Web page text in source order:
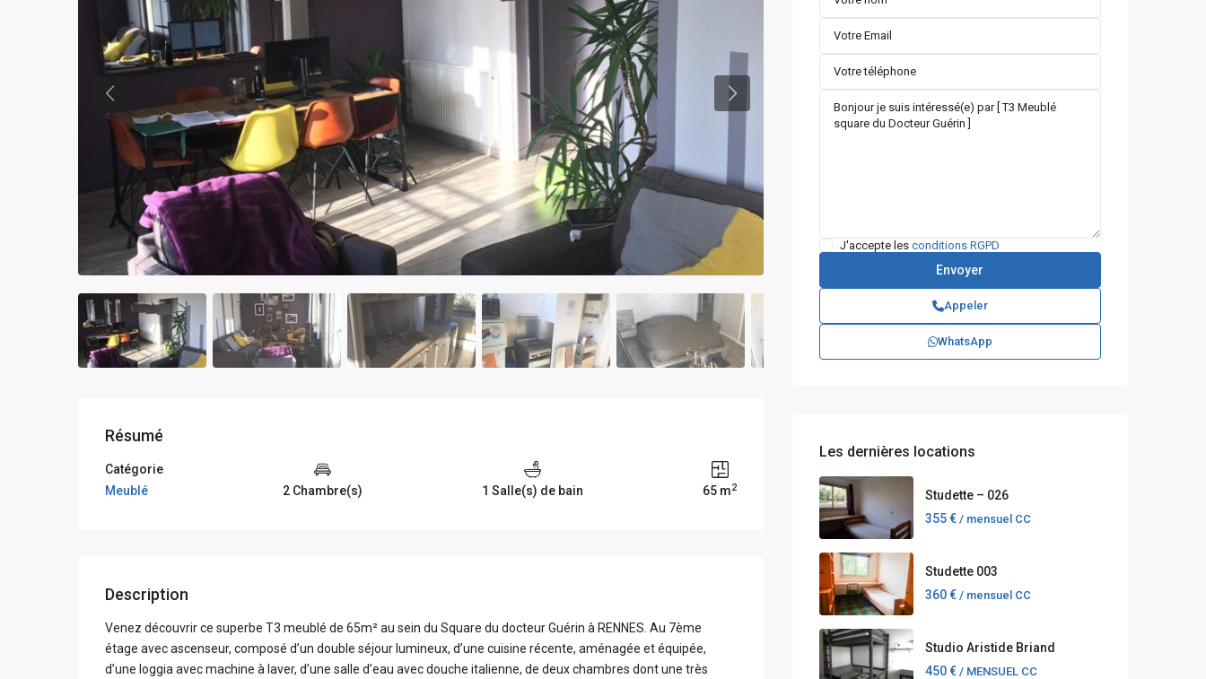
Previous Previous
Résumé
Catégorie
Meublé
2 Chambre(s) 1 Salle(s) de bain 65 m2
Description
Venez découvrir ce superbe T3 meublé de 65m² au sein du Square du docteur Guérin à RENNES. Au 7ème
étage avec ascenseur, composé d’un double séjour lumineux, d’une cuisine récente, aménagée et équipée,
d’une loggia avec machine à laver, d’une salle d’eau avec douche italienne, de deux chambres dont une très
J'accepte les conditions RGPD
Appeler
WhatsApp
Les dernières locations
Studette – 026
355 € / mensuel CC
Studette 003
360 € / mensuel CC
Studio Aristide Briand
450 € / MENSUEL CC